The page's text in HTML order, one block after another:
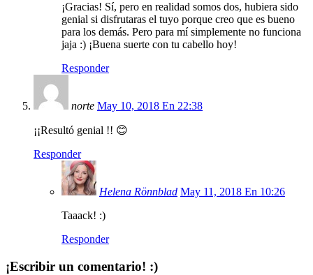
¡Gracias! Sí, pero en realidad somos dos, hubiera sido
genial si disfrutaras el tuyo porque creo que es bueno
para los demás. Pero para mí simplemente no funciona
jaja :) ¡Buena suerte con tu cabello hoy!
Responder
norte May 10, 2018 En 22:38
¡¡Resultó genial !! 😊
Responder
Helena Rönnblad May 11, 2018 En 10:26
Taaack! :)
Responder
¡Escribir un comentario! :)